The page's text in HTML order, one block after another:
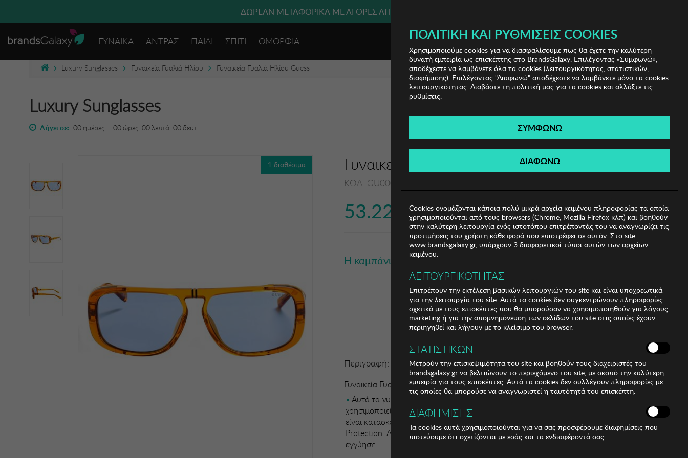
ΔΩΡΕΑΝ ΜΕΤΑΦΟΡΙΚΑ ΜΕ ΑΓΟΡΕΣ ΑΠΌ 49€ ΚΑΙ ΆΝΩ!
ΓΥΝΑΙΚΑ ΑΝΤΡΑΣ ΠΑΙΔΙ ΣΠΙΤΙ ΟΜΟΡΦΙΑ (0)
Luxury Sunglasses Γυναικεία Γυαλιά Ηλίου Γυναικεία Γυαλιά Ηλίου Guess
Luxury Sunglasses
Λήγει σε: 00ημέρες | 00 ώρες 00λεπτά 00 δευτ.
1 διαθέσιμα Γυναικεία Γυαλιά Ηλίου Guess
ΚΩΔ: GU00082-44V009
53.22€
Η καμπάνια έχει λήξει
Περιγραφή:
Γυναικεία Γυαλιά Ηλίου Guess
Αυτά τα γυναικεία γυαλιά ηλίου έχουν ορθογώνιο σχήμα. Το κύριο υλικό που
χρησιμοποιείται στην κατασκευή τους είναι το ασετάτ. Οι βραχίονες αυτών των γυαλιών
είναι κατασκευασμένοι από ασετάτ και φέρουν το λογότυπο Guess. 100% UV
Protection. Αντιανακλαστικοί φακοί. Περιλαμβάνει πιστοποιητικά γνησιότητας και
εγγύηση.
ΠΟΛΙΤΙΚΉ ΚΑΙ ΡΥΘΜΊΣΕΙΣ COOKIES
Χρησιμοποιούμε cookies για να διασφαλίσουμε πως θα έχετε την καλύτερη
δυνατή εμπειρία ως επισκέπτης στο BrandsGalaxy. Επιλέγοντας «Συμφωνώ»,
αποδέχεστε να λαμβάνετε όλα τα cookies (λειτουργικότητας, στατιστικών,
διαφήμισης). Επιλέγοντας "Διαφωνώ" αποδέχεστε να λαμβάνετε μόνο τα cookies
λειτουργικότητας. Διαβάστε τη πολιτική μας για τα cookies και αλλάξτε τις
ρυθμίσεις.
ΣΥΜΦΩΝΩ
ΔΙΑΦΩΝΩ
Cookies ονομάζονται κάποια πολύ μικρά αρχεία κειμένου πληροφορίας τα οποία
χρησιμοποιούνται από τους browsers (Chrome, Mozilla Firefox κλπ) και βοηθούν
στην καλύτερη λειτουργία ενός ιστοτόπου επιτρέποντάς του να αναγνωρίζει τις
προτιμήσεις του χρήστη κάθε φορά που επιστρέφει σε αυτόν. Στο site
www.brandsgalaxy.gr, υπάρχουν 3 διαφορετικοί τύποι αυτών των αρχείων
κειμένου:
ΛΕΙΤΟΥΡΓΙΚΟΤΗΤΑΣ
Επιτρέπουν την εκτέλεση βασικών λειτουργιών του site και είναι υποχρεωτικά
για την λειτουργία του site. Αυτά τα cookies δεν συγκεντρώνουν πληροφορίες
σχετικά με τους επισκέπτες που θα μπορούσαν να χρησιμοποιηθούν για λόγους
marketing ή για την απομνημόνευση των σελίδων του site στις οποίες έχουν
περιηγηθεί και λήγουν με το κλείσιμο του browser.
ΣΤΑΤΙΣΤΙΚΩΝ
Μετρούν την επισκεψιμότητα του site και βοηθούν τους διαχειριστές του
brandsgalaxy.gr να βελτιώνουν το περιεχόμενο του site, με σκοπό την καλύτερη
εμπειρία για τους επισκέπτες. Αυτά τα cookies δεν συλλέγουν πληροφορίες με
τις οποίες θα μπορούσε να αναγνωριστεί η ταυτότητά του επισκέπτη.
ΔΙΑΦΗΜΙΣΗΣ
Τα cookies αυτά χρησιμοποιούνται για να σας προσφέρουμε διαφημίσεις που
πιστεύουμε ότι σχετίζονται με εσάς και τα ενδιαφέροντά σας.